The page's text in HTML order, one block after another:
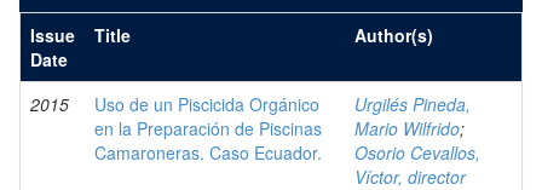
Issue
Date
Title Author(s)
2015
Uso de un Piscicida Orgánico
en la Preparación de Piscinas
Camaroneras. Caso Ecuador.
Urgilés Pineda,
Mario Wilfrido;
Osorio Cevallos,
Víctor, director